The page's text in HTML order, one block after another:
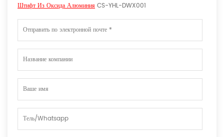
Штифт Из Оксида Алюминия CS-YHL-DWX001